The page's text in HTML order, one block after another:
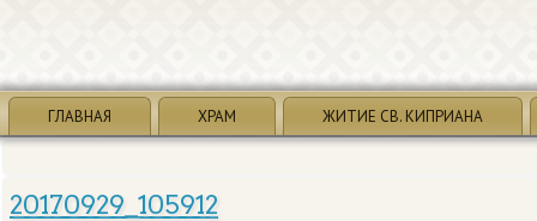
ГЛАВНАЯ ХРАМ ЖИТИЕ СВ. КИПРИАНА
20170929_105912